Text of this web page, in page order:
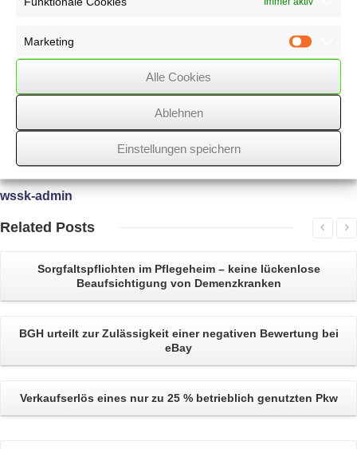
Marketing
Alle Cookies
Ablehnen
Einstellungen speichern
bestehen soll.
Überden Autor
wssk-admin
Related Posts
Sorgfaltspflichten im Pflegeheim– keine lückenlose
Beaufsichtigung von Demenzkranken
BGH urteilt zur Zulässigkeit einer negativen Bewertung bei
eBay
Verkaufserlöseines nur zu 25 % betrieblich genutzten Pkw